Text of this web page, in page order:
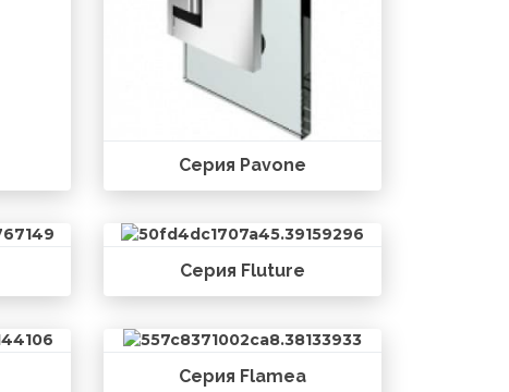
Серия Pavone
Серия Fluture
Серия Flamea